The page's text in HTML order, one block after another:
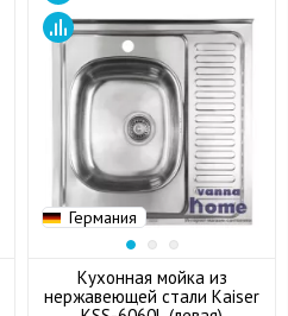
Германия
Кухонная мойка из
нержавеющей стали Kaiser